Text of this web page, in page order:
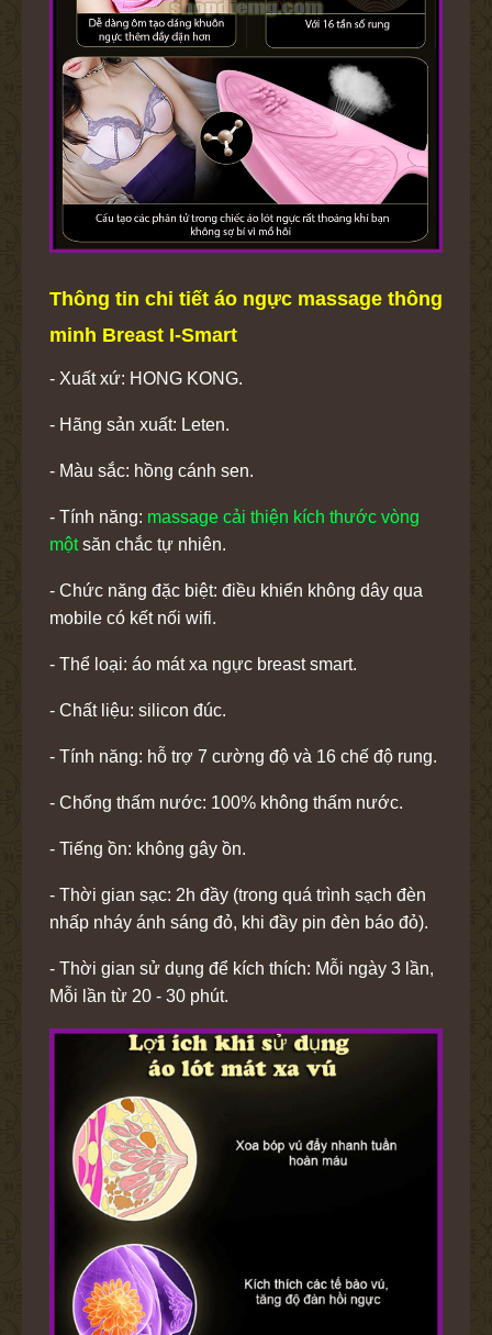
Thông tin chi tiết áo ngực massage thông
minh Breast I-Smart
- Xuất xứ: HONG KONG.
- Hãng sản xuất: Leten.
- Màu sắc: hồng cánh sen.
- Tính năng: massage cải thiện kích thước vòng
mộtsăn chắc tự nhiên.
- Chức năng đặc biệt: điều khiển không dây qua
mobile có kết nối wifi.
- Thể loại: áo mát xa ngực breast smart.
- Chất liệu: silicon đúc.
- Tính năng: hỗ trợ 7 cường độ và 16 chế độ rung.
- Chống thấm nước: 100% không thấm nước.
- Tiếng ồn: không gây ồn.
- Thời gian sạc: 2h đầy (trong quá trình sạch đèn
nhấp nháy ánh sáng đỏ, khi đầy pin đèn báo đỏ).
- Thời gian sử dụng để kích thích: Mỗi ngày 3 lần,
Mỗi lần từ 20 - 30 phút.